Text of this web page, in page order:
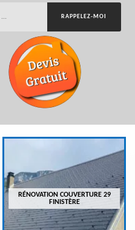
RÉNOVATION COUVERTURE 29
FINISTÈRE